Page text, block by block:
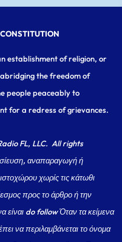
establishment of religion, or
the freedom of
people peaceably to
for a redress of grievances.
FL, LLC. All rights
αναπαραγωγή ή
χωρίς τις κάτωθι
προς το άρθρο ή την
είναι do follow Όταν τα κείμενα
να περιλαμβάνεται το όνομα